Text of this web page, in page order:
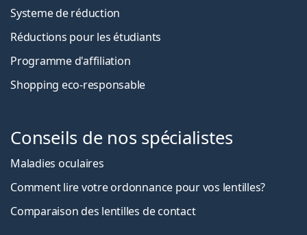
Systeme de réduction
Réductions pour les étudiants
Programme d'affiliation
Shopping eco-responsable
Conseils de nos spécialistes
Maladies oculaires
Comment lire votre ordonnance pour vos lentilles?
Comparaison des lentilles de contact